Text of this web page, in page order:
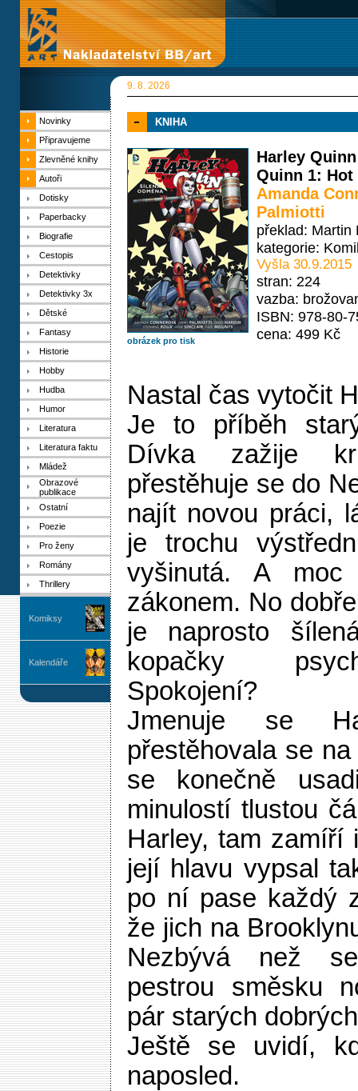
9. 8. 2026
Novinky
Připravujeme
Zlevněné knihy
Autoři
Dotisky
Paperbacky
Biografie
Cestopis
Detektivky
Detektivky 3x
Dětské
Fantasy
Historie
Hobby
Hudba
Humor
Literatura
Literatura faktu
Mládež
Obrazové
publikace
Ostatní
Poezie
Pro ženy
Romány
Thrillery
Komiksy
Kalendáře
KNIHA
obrázek pro tisk
Harley
Quinn 1:
Amanda
Palmiotti
překlad: Martin
kategorie:
Vyšla 30.9.2015
stran: 224
vazba:
ISBN: 978-80-
cena: 499 Kč
Nastal čas vytočit
Je to příběh
Dívka zažije
přestěhuje se do
najít novou práci,
je trochu
vyšinutá. A
zákonem. No
je naprosto
kopačky
Spokojení?
Jmenuje se
přestěhovala se
se konečně
minulostí tlustou
Harley, tam zamíří
její hlavu vypsal
po ní pase každý
že jich na
Nezbývá než
pestrou směsku
pár starých
Ještě se uvidí,
naposled.